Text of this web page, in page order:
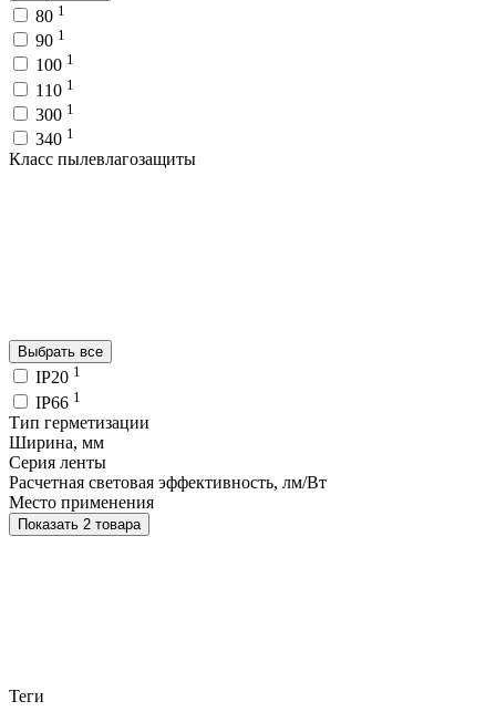
80 1
90 1
100 1
110 1
300 1
340 1
Класс пылевлагозащиты
Выбрать все
IP20 1
IP66 1
Тип герметизации
Ширина, мм
Серия ленты
Расчетная световая эффективность, лм/Вт
Место применения
Показать 2 товара
Теги